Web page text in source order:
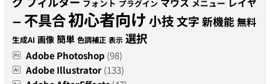
フォント プラグイン メニュー
ー 不具合初心者向け小技文字新機能無料
生成AI 画像 簡単 色調補正 表示 選択
Adobe Photoshop (98)
Adobe Illustrator(133)